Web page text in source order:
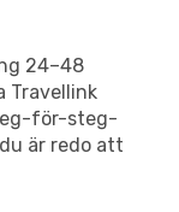
24–48
Travellink
för-steg-
är redo att